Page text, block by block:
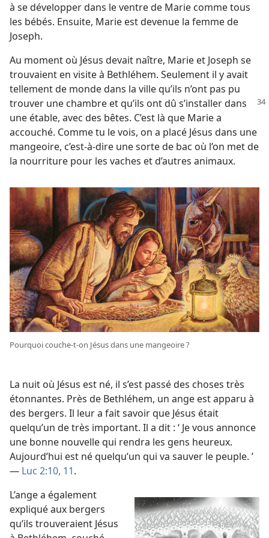
à se développer dans le ventre de Marie comme tous
les bébés. Ensuite, Marie est devenue la femme de
Joseph.
Au moment où Jésus devait naître, Marie et Joseph se
trouvaient en visite à Bethléhem. Seulement il y avait
tellement de monde dans la ville qu’ils n’ont pas pu
trouver une chambre et qu’ils ontdû s’installer dans
une étable, avec des bêtes. C’est là que Marie a
accouché. Comme tu le vois, on a placé Jésus dans une
mangeoire, c’est-à-dire une sorte de bac où l’on met de
la nourriture pour les vaches et d’autres animaux.
Pourquoi couche-​t-​on Jésus dans une mangeoire ?
La nuit où Jésus est né, il s’est passé des choses très
étonnantes. Près de Bethléhem, un ange est apparu à
des bergers. Il leur a fait savoir que Jésus était
quelqu’un de très important. Il a dit : ‘ Je vous annonce
une bonne nouvelle qui rendra les gens heureux.
Aujourd’hui est né quelqu’un qui va sauver le peuple. ’
— Luc 2:10, 11.
L’ange a également
expliqué aux bergers
qu’ils trouveraient Jésus